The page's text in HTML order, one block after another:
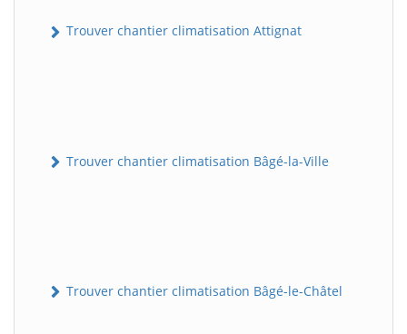
Trouver chantier climatisation Attignat
Trouver chantier climatisation Bâgé-la-Ville
Trouver chantier climatisation Bâgé-le-Châtel